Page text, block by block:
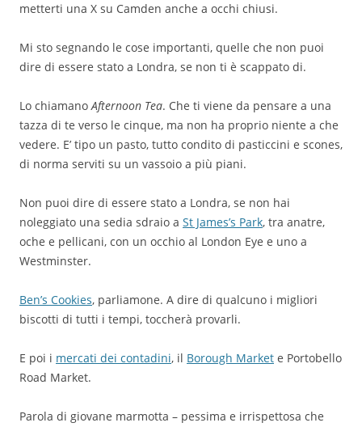
metterti una X su Camden anche a occhi chiusi.
Mi sto segnando le cose importanti, quelle che non puoi
dire di essere stato a Londra, se non ti è scappato di.
Lo chiamanoAfternoon Tea. Che ti viene da pensare a una
tazza di te verso le cinque, ma non ha proprio niente a che
vedere. E’ tipo un pasto, tutto condito di pasticcini e scones,
di norma serviti su un vassoio a più piani.
Non puoi dire di essere stato a Londra, se non hai
noleggiato una sedia sdraio a St James’s Park, tra anatre,
oche e pellicani, con un occhio al London Eye e uno a
Westminster.
Ben’s Cookies, parliamone. A dire di qualcuno i migliori
biscotti di tutti i tempi, toccherà provarli.
E poi i mercati dei contadini, il Borough Market e Portobello
Road Market.
Parola di giovane marmotta – pessima e irrispettosa che